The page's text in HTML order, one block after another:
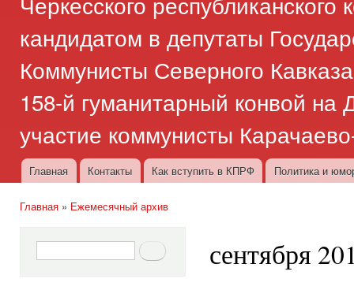
кандидатом в депутаты
Коммунисты Северного
158-й гуманитарный конвой на
участие коммунисты
Главное меню
Главная Контакты Как вступить в КПРФ Политика и
Главная » Ежемесячный архив
Форма поиска Поиск сентября